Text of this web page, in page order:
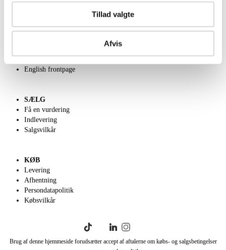
Tillad valgte
Afvis
OM OS
English frontpage
SÆLG
Få en vurdering
Indlevering
Salgsvilkår
KØB
Levering
Afhentning
Persondatapolitik
Købsvilkår
Brug af denne hjemmeside forudsætter accept af aftalerne om købs- og salgsbetingelser